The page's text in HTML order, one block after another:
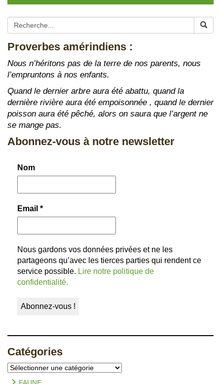
Proverbes amérindiens :
Nous n’héritons pas de la terre de nos parents, nous
l’empruntons à nos enfants.
Quand le dernier arbre aura été abattu, quand la
dernière rivière aura été empoisonnée , quand le dernier
poisson aura été pêché, alors on saura que l’argent ne
se mange pas.
Abonnez-vous à notre newsletter
Nom
Email *
Nous gardons vos données privées et ne les
partageons qu’avec les tierces parties qui rendent ce
service possible. Lire notre politique de
confidentialité.
Catégories
Catégories